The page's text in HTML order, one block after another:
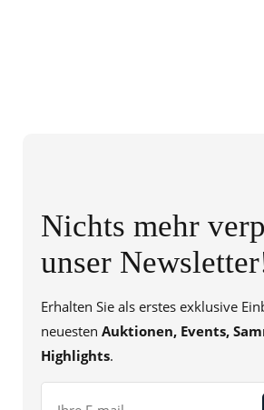
Nichts mehr
unser
Erhalten Sie als erstes exklusive
neuesten Auktionen, Events,
Highlights.